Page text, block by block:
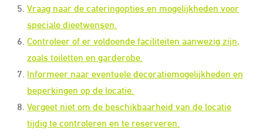
Vraag naar de cateringopties en mogelijkheden voor
speciale dieetwensen.
Controleer of er voldoende faciliteiten aanwezig zijn,
zoals toiletten en garderobe.
Informeer naar eventuele decoratiemogelijkheden en
beperkingen op de locatie.
Vergeet niet om de beschikbaarheid van de locatie
tijdig te controleren en te reserveren.